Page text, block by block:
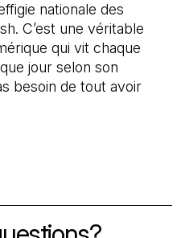
nationale des
C’est une véritable
qui vit chaque
jour selon son
besoin de tout avoir